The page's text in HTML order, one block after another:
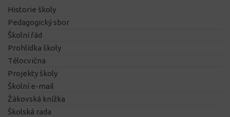
Historie školy
Pedagogický sbor
Školní řád
Prohlídka školy
Tělocvična
Projekty školy
Školní e-mail
Žákovská knížka
Školská rada